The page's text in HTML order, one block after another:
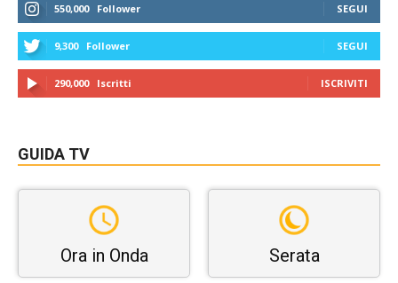
550,000 Follower SEGUI
9,300 Follower SEGUI
290,000 Iscritti ISCRIVITI
GUIDA TV
Ora in Onda Serata